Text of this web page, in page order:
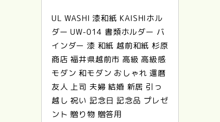
UL WASHI 漆和紙 KAISHIホル
ダー UW-014 書類ホルダー バ
インダー 漆 和紙 越前和紙 杉原
商店 福井県越前市 高級 高級感
モダン 和モダン おしゃれ 還暦
友人 上司 夫婦 結婚 新居 引っ
越し 祝い 記念日 記念品 プレゼ
ント 贈り物 贈答用